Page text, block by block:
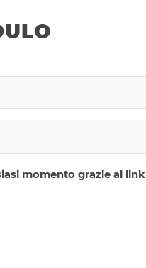
momento grazie al link